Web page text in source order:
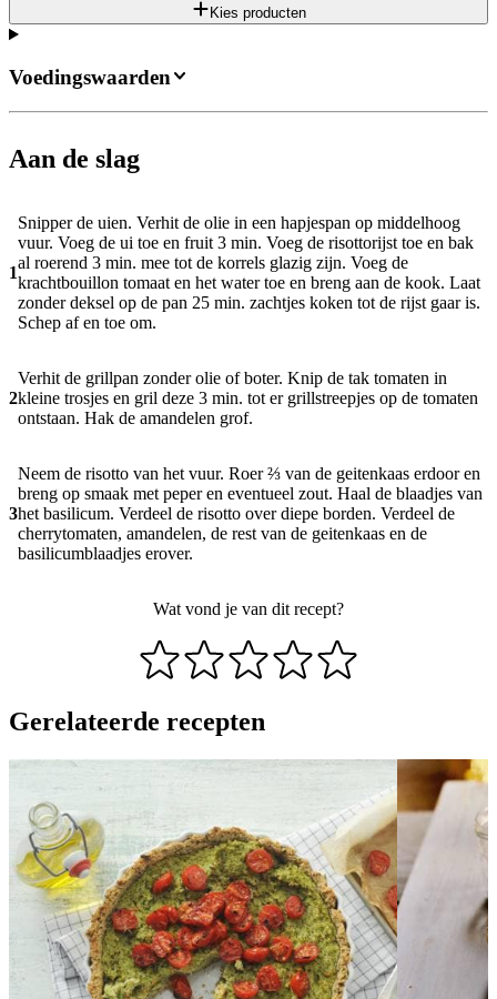
Kies producten
Aan de slag
1
Snipper de uien. Verhit de olie in een hapjespan op middelhoog
vuur. Voeg de ui toe en fruit 3 min. Voeg de risottorijst toe en bak
al roerend 3 min. mee tot de korrels glazig zijn. Voeg de
krachtbouillon tomaat en het water toe en breng aan de kook. Laat
zonder deksel op de pan 25 min. zachtjes koken tot de rijst gaar is.
Schep af en toe om.
2
Verhit de grillpan zonder olie of boter. Knip de tak tomaten in
kleine trosjes en gril deze 3 min. tot er grillstreepjes op de tomaten
ontstaan. Hak de amandelen grof.
3
Neem de risotto van het vuur. Roer ⅔ van de geitenkaas erdoor en
breng op smaak met peper en eventueel zout. Haal de blaadjes van
het basilicum. Verdeel de risotto over diepe borden. Verdeel de
cherrytomaten, amandelen, de rest van de geitenkaas en de
basilicumblaadjes erover.
Wat vond je van dit recept?
Voedingswaarden
Gerelateerde recepten